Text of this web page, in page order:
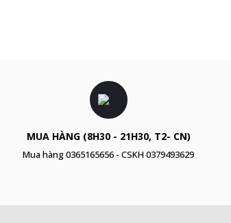
MUA HÀNG (8H30 - 21H30, T2- CN)
Mua hàng0365165656 - CSKH 0379493629